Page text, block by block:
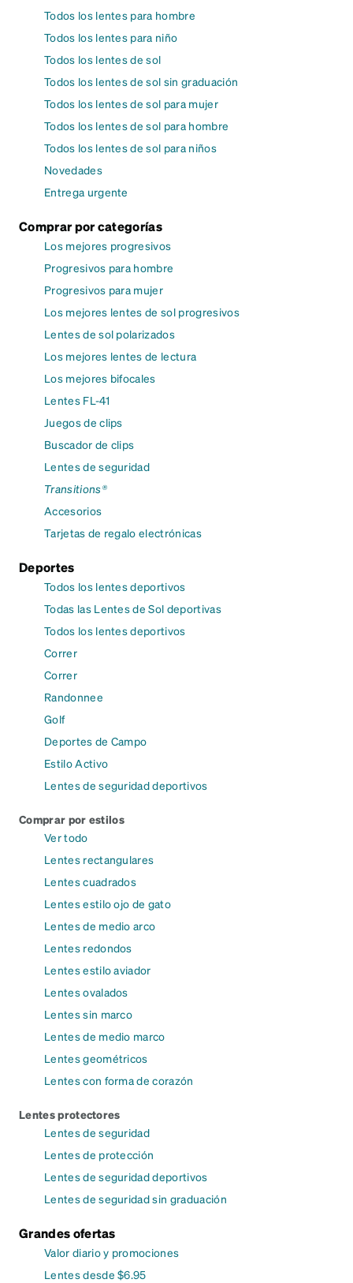
Todos los lentes para hombre
Todos los lentes para niño
Todos los lentes de sol
Todos los lentes de sol sin graduación
Todos los lentes de sol para mujer
Todos los lentes de sol para hombre
Todos los lentes de sol para niños
Novedades
Entrega urgente
Comprar por categorías
Los mejores progresivos
Progresivos para hombre
Progresivos para mujer
Los mejores lentes de sol progresivos
Lentes de sol polarizados
Los mejores lentes de lectura
Los mejores bifocales
Lentes FL-41
Juegos de clips
Buscador de clips
Lentes de seguridad
Transitions®
Accesorios
Tarjetas de regalo electrónicas
Deportes
Todos los lentes deportivos
Todas las Lentes de Sol deportivas
Todos los lentes deportivos
Correr
Correr
Randonnee
Golf
Deportes de Campo
Estilo Activo
Lentes de seguridad deportivos
Comprar por estilos
Ver todo
Lentes rectangulares
Lentes cuadrados
Lentes estilo ojo de gato
Lentes de medio arco
Lentes redondos
Lentes estilo aviador
Lentes ovalados
Lentes sin marco
Lentes de medio marco
Lentes geométricos
Lentes con forma de corazón
Lentes protectores
Lentes de seguridad
Lentes de protección
Lentes de seguridad deportivos
Lentes de seguridad sin graduación
Grandes ofertas
Valor diario y promociones
Lentes desde $6.95